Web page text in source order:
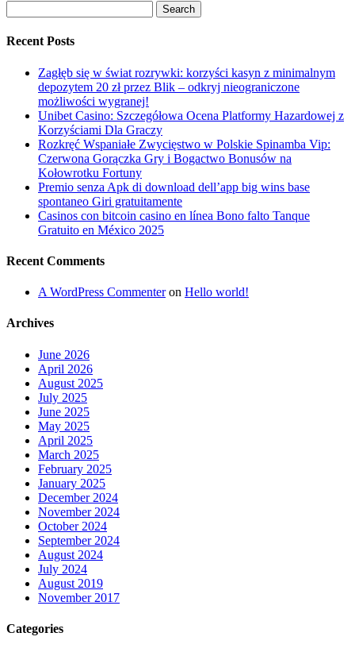
for:
Recent Posts
Zagłęb się w świat rozrywki: korzyści kasyn z minimalnym
depozytem 20 zł przez Blik – odkryj nieograniczone
możliwości wygranej!
Unibet Casino: Szczegółowa Ocena Platformy Hazardowej z
Korzyściami Dla Graczy
Rozkręć Wspaniałe Zwycięstwo w Polskie Spinamba Vip:
Czerwona Gorączka Gry i Bogactwo Bonusów na
Kołowrotku Fortuny
Premio senza Apk di download dell’app big wins base
spontaneo Giri gratuitamente
Casinos con bitcoin casino en línea Bono falto Tanque
Gratuito en México 2025
Recent Comments
A WordPress Commenteron Hello world!
Archives
June 2026
April 2026
August 2025
July 2025
June 2025
May 2025
April 2025
March 2025
February 2025
January 2025
December 2024
November 2024
October 2024
September 2024
August 2024
July 2024
August 2019
November 2017
Categories